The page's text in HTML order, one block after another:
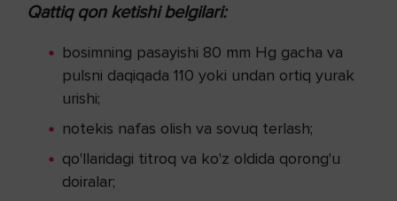
Qattiq qon ketishi belgilari:
bosimning pasayishi 80 mm Hg gacha va
pulsni daqiqada 110 yoki undan ortiq yurak
urishi;
notekis nafas olish va sovuq terlash;
qo'llaridagi titroq va ko'z oldida qorong'u
doiralar;